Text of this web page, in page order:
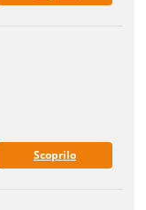
Scoprilo